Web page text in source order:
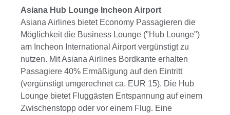
Asiana Hub Lounge Incheon Airport
Asiana Airlines bietet Economy Passagieren die
Möglichkeit die Business Lounge ("Hub Lounge")
am Incheon International Airport vergünstigt zu
nutzen. Mit Asiana Airlines Bordkante erhalten
Passagiere 40% Ermäßigung auf den Eintritt
(vergünstigt umgerechnet ca. EUR 15). Die Hub
Lounge bietet Fluggästen Entspannung auf einem
Zwischenstopp oder vor einem Flug. Eine